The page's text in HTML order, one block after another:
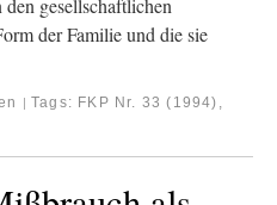
gesellschaftlichen
der Familie und die sie
| Tags: FKP Nr. 33 (1994) ,